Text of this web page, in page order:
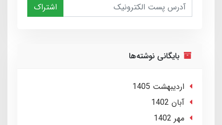
اشتراک
بایگانی نوشته‌ها
ارديبهشت 1405
آبان 1402
مهر 1402